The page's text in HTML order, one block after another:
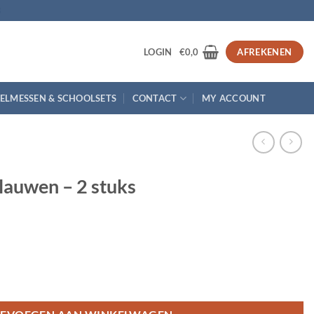
LOGIN €0,0 AFREKENEN
& SCHOOLSETS CONTACT MY ACCOUNT
– 2 stuks